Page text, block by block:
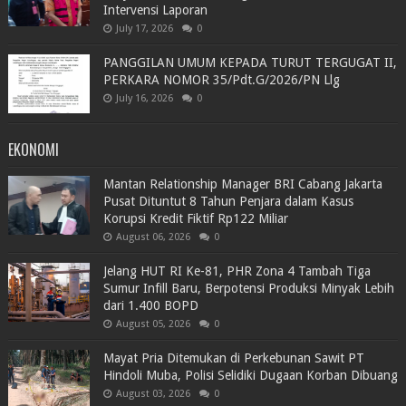
Intervensi Laporan
July 17, 2026 0
PANGGILAN UMUM KEPADA TURUT TERGUGAT II,
PERKARA NOMOR 35/Pdt.G/2026/PN Llg
July 16, 2026 0
EKONOMI
Mantan Relationship Manager BRI Cabang Jakarta
Pusat Dituntut 8 Tahun Penjara dalam Kasus
Korupsi Kredit Fiktif Rp122 Miliar
August 06, 2026 0
Jelang HUT RI Ke-81, PHR Zona 4 Tambah Tiga
Sumur Infill Baru, Berpotensi Produksi Minyak Lebih
dari 1.400 BOPD
August 05, 2026 0
Mayat Pria Ditemukan di Perkebunan Sawit PT
Hindoli Muba, Polisi Selidiki Dugaan Korban Dibuang
August 03, 2026 0